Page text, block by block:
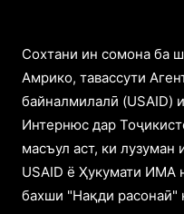
Cохтани ин сомона ба
Амрико, тавассути
байналмилалӣ (USAID)
Интернюс дар
масъул аст, ки лузуман
USAID ё Ҳукумати ИМА
бахши "Нақди расонаӣ"